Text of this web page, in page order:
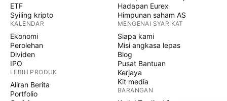
ETF
Syiling kripto
KALENDAR
Ekonomi
Perolehan
Dividen
IPO
LEBIH PRODUK
Aliran Berita
Portfolio
Hadapan Eurex
Himpunan saham AS
MENGENAI SYARIKAT
Siapa kami
Misi angkasa lepas
Blog
Pusat Bantuan
Kerjaya
Kit media
BARANGAN